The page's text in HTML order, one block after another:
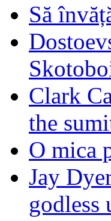
Să
Clark
the
O mica
Jay
godless